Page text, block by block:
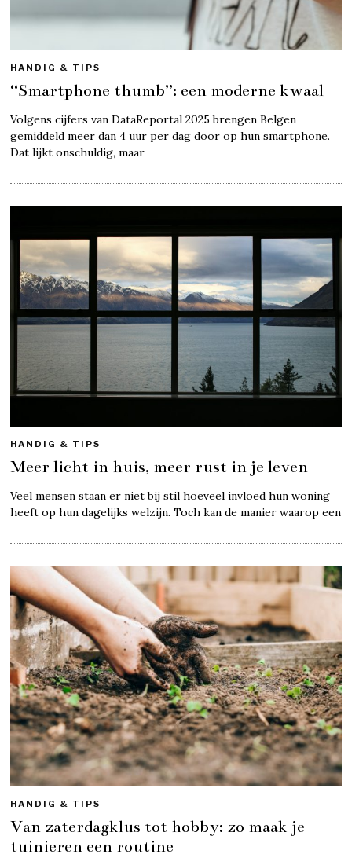
HANDIG & TIPS
“Smartphone thumb”: een moderne kwaal
Volgens cijfers van DataReportal 2025 brengen Belgen
gemiddeld meer dan 4 uur per dag door op hun smartphone.
Dat lijkt onschuldig, maar
HANDIG & TIPS
Meer licht in huis, meer rust in je leven
Veel mensen staan er niet bij stil hoeveel invloed hun woning
heeft op hun dagelijks welzijn. Toch kan de manier waarop een
HANDIG & TIPS
Van zaterdagklus tot hobby: zo maak je
tuinieren een routine